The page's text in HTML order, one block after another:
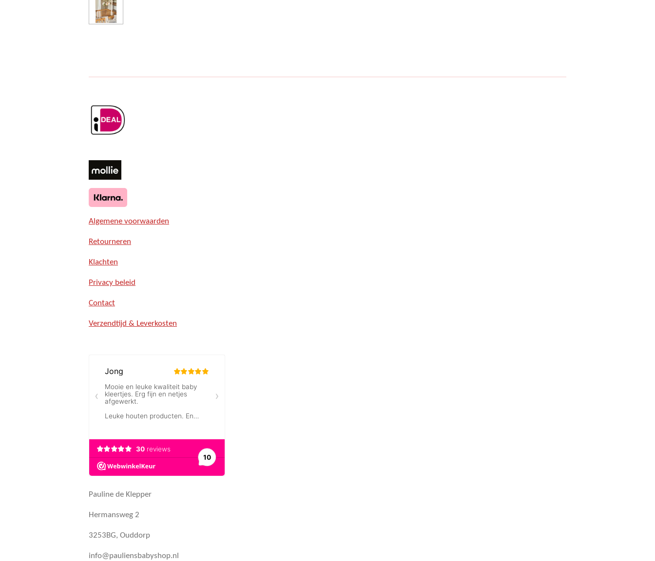
Algemene voorwaarden
Retourneren
Klachten
Privacy beleid
Contact
Verzendtijd & Leverkosten
Pauline de Klepper
Hermansweg 2
3253BG, Ouddorp
info@pauliensbabyshop.nl